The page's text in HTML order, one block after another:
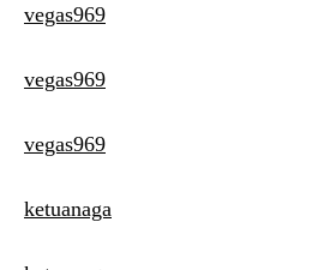
vegas969
vegas969
vegas969
ketuanaga